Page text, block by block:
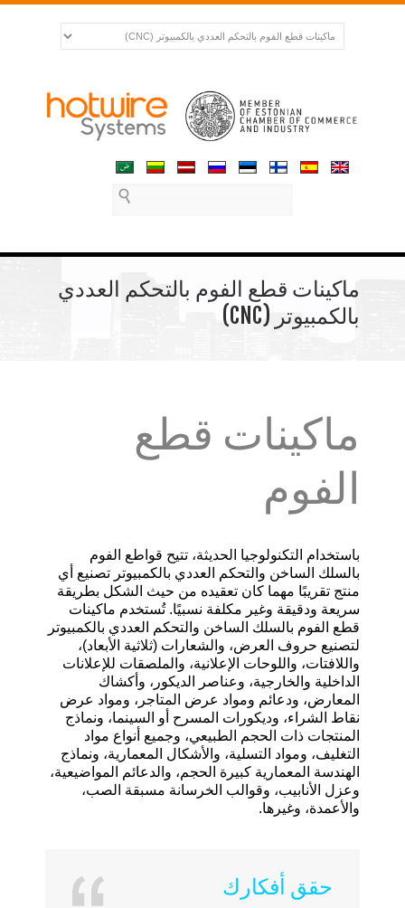
ماكينات قطع الفوم بالتحكم العددي
بالكمبيوتر (CNC)
ماكينات قطع
الفوم
باستخدام التكنولوجيا الحديثة، تتيح قواطع الفوم
بالسلك الساخن والتحكم العددي بالكمبيوتر تصنيع أي
منتج تقريبًا مهما كان تعقيده من حيث الشكل بطريقة
سريعة ودقيقة وغير مكلفة نسبيًا.تُستخدم ماكينات
قطع الفوم بالسلك الساخن والتحكم العددي بالكمبيوتر
لتصنيع حروف العرض، والشعارات (ثلاثية الأبعاد)،
واللافتات، واللوحات الإعلانية، والملصقات للإعلانات
الداخلية والخارجية، وعناصر الديكور، وأكشاك
المعارض، ودعائم ومواد عرض المتاجر، ومواد عرض
نقاط الشراء، وديكورات المسرح أو السينما، ونماذج
المنتجات ذات الحجم الطبيعي، وجميع أنواع مواد
التغليف، ومواد التسلية، والأشكال المعمارية، ونماذج
الهندسة المعمارية كبيرة الحجم، والدعائم المواضيعية،
وعزل الأنابيب، وقوالب الخرسانة مسبقة الصب،
والأعمدة، وغيرها.
حقق أفكارك